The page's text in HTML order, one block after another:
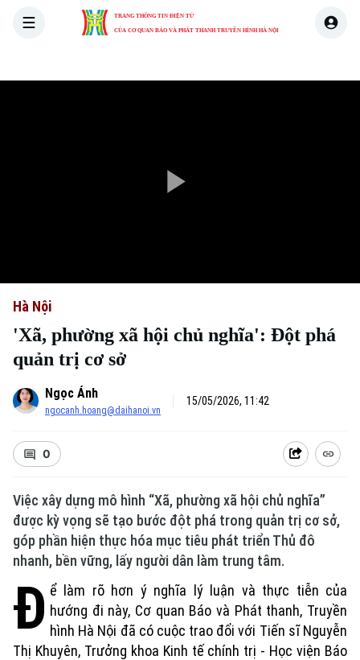
TRANG THÔNG TIN ĐIỆN TỬ
CỦA CƠ QUAN BÁO VÀ PHÁT THANH TRUYỀN HÌNH HÀ NỘI
Hà Nội
'Xã, phường xã hội chủ nghĩa': Đột phá
quản trị cơ sở
Ngọc Ánh
ngocanh.hoang@daihanoi.vn
15/05/2026, 11:42
0
Việc xây dựng mô hình “Xã, phường xã hội chủ nghĩa”
được kỳ vọng sẽ tạo bước đột phá trong quản trị cơ sở,
góp phần hiện thực hóa mục tiêu phát triển Thủ đô
nhanh, bền vững, lấy người dân làm trung tâm.
Đ ể làm rõ hơn ý nghĩa lý luận và thực tiễn của
hướng đi này, Cơ quan Báo và Phát thanh, Truyền
hình Hà Nội đã có cuộc trao đổi với Tiến sĩ Nguyễn
Thị Khuyên, Trưởng khoa Kinh tế chính trị - Học viện Báo